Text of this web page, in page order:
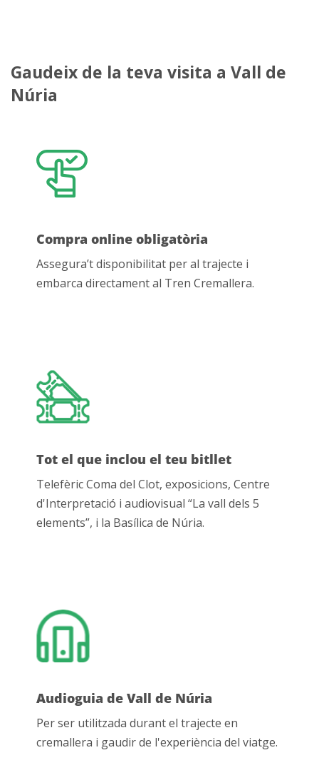
Gaudeix de la teva visita a Vall de
Núria
Compra online obligatòria
Assegura’t disponibilitat per al trajecte i
embarca directament al Tren Cremallera.
Tot el que inclou el teu bitllet
Telefèric Coma del Clot, exposicions, Centre
d'Interpretació i audiovisual “La vall dels 5
elements”, i la Basílica de Núria.
Audioguia de Vall de Núria
Per ser utilitzada durant el trajecte en
cremallera i gaudir de l'experiència del viatge.